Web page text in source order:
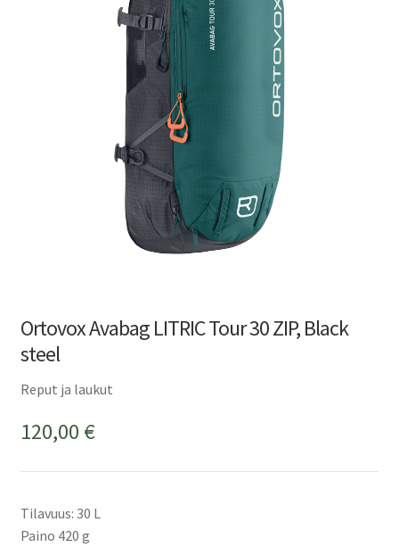
Ortovox Avabag LITRIC Tour 30 ZIP, Black
steel
Reput ja laukut
120,00 €
Tilavuus: 30 L
Paino 420 g